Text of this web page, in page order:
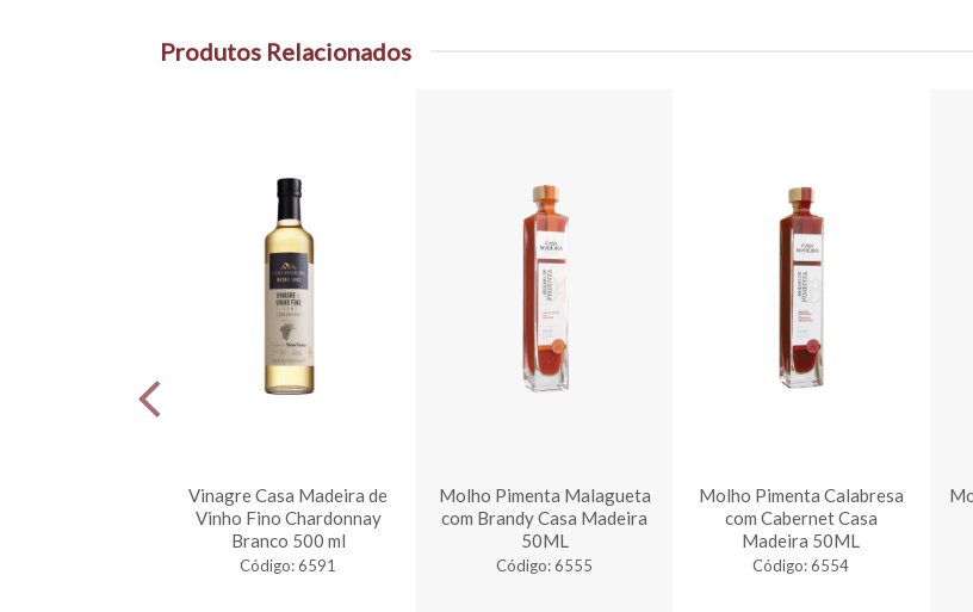
Produtos Relacionados
Vinagre Casa Madeira de
Vinho Fino Chardonnay
Branco 500 ml
Código: 6591
Molho Pimenta Malagueta
com Brandy Casa Madeira
50ML
Código: 6555
Molho Pimenta Calabresa
com Cabernet Casa
Madeira 50ML
Código: 6554